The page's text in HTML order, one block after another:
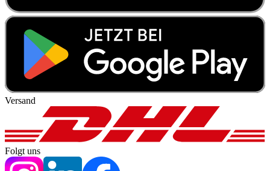
Versand
Folgt uns